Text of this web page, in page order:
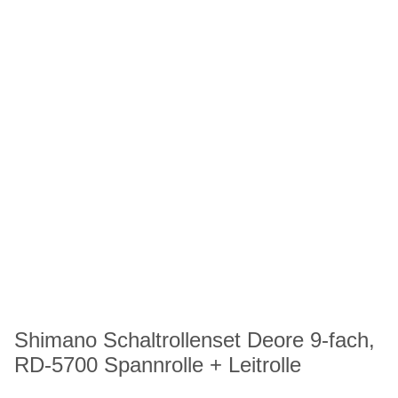
Shimano Schaltrollenset Deore 9-fach,
RD-5700 Spannrolle + Leitrolle